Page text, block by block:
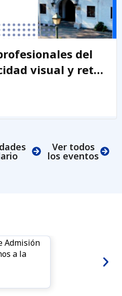
del
visual y retos
Ver todos
los eventos
Admisión
a la